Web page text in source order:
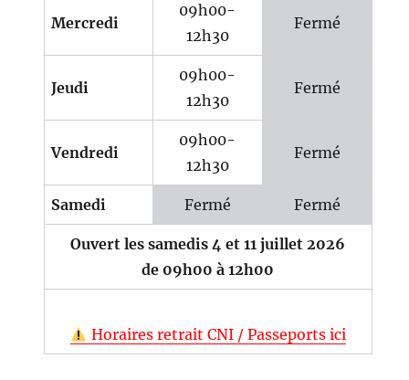
Mercredi
09h00-
12h30
Fermé
Jeudi
09h00-
12h30
Fermé
Vendredi
09h00-
12h30
Fermé
Samedi Fermé Fermé
Ouvert les samedis 4 et 11 juillet 2026
de 09h00 à 12h00
Horaires retrait CNI / Passeports ici